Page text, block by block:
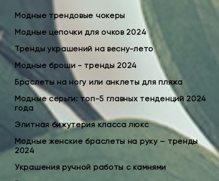
Модные трендовые чокеры
Модные цепочки для очков 2024
Тренды украшений на весну-лето
Модные броши - тренды 2024
Браслеты на ногу или анклеты для пляжа
Модные серьги: топ-5 главных тенденций 2024
года
Элитная бижутерия класса люкс
Модные женские браслеты на руку – тренды
2024
Украшения ручной работы с камнями